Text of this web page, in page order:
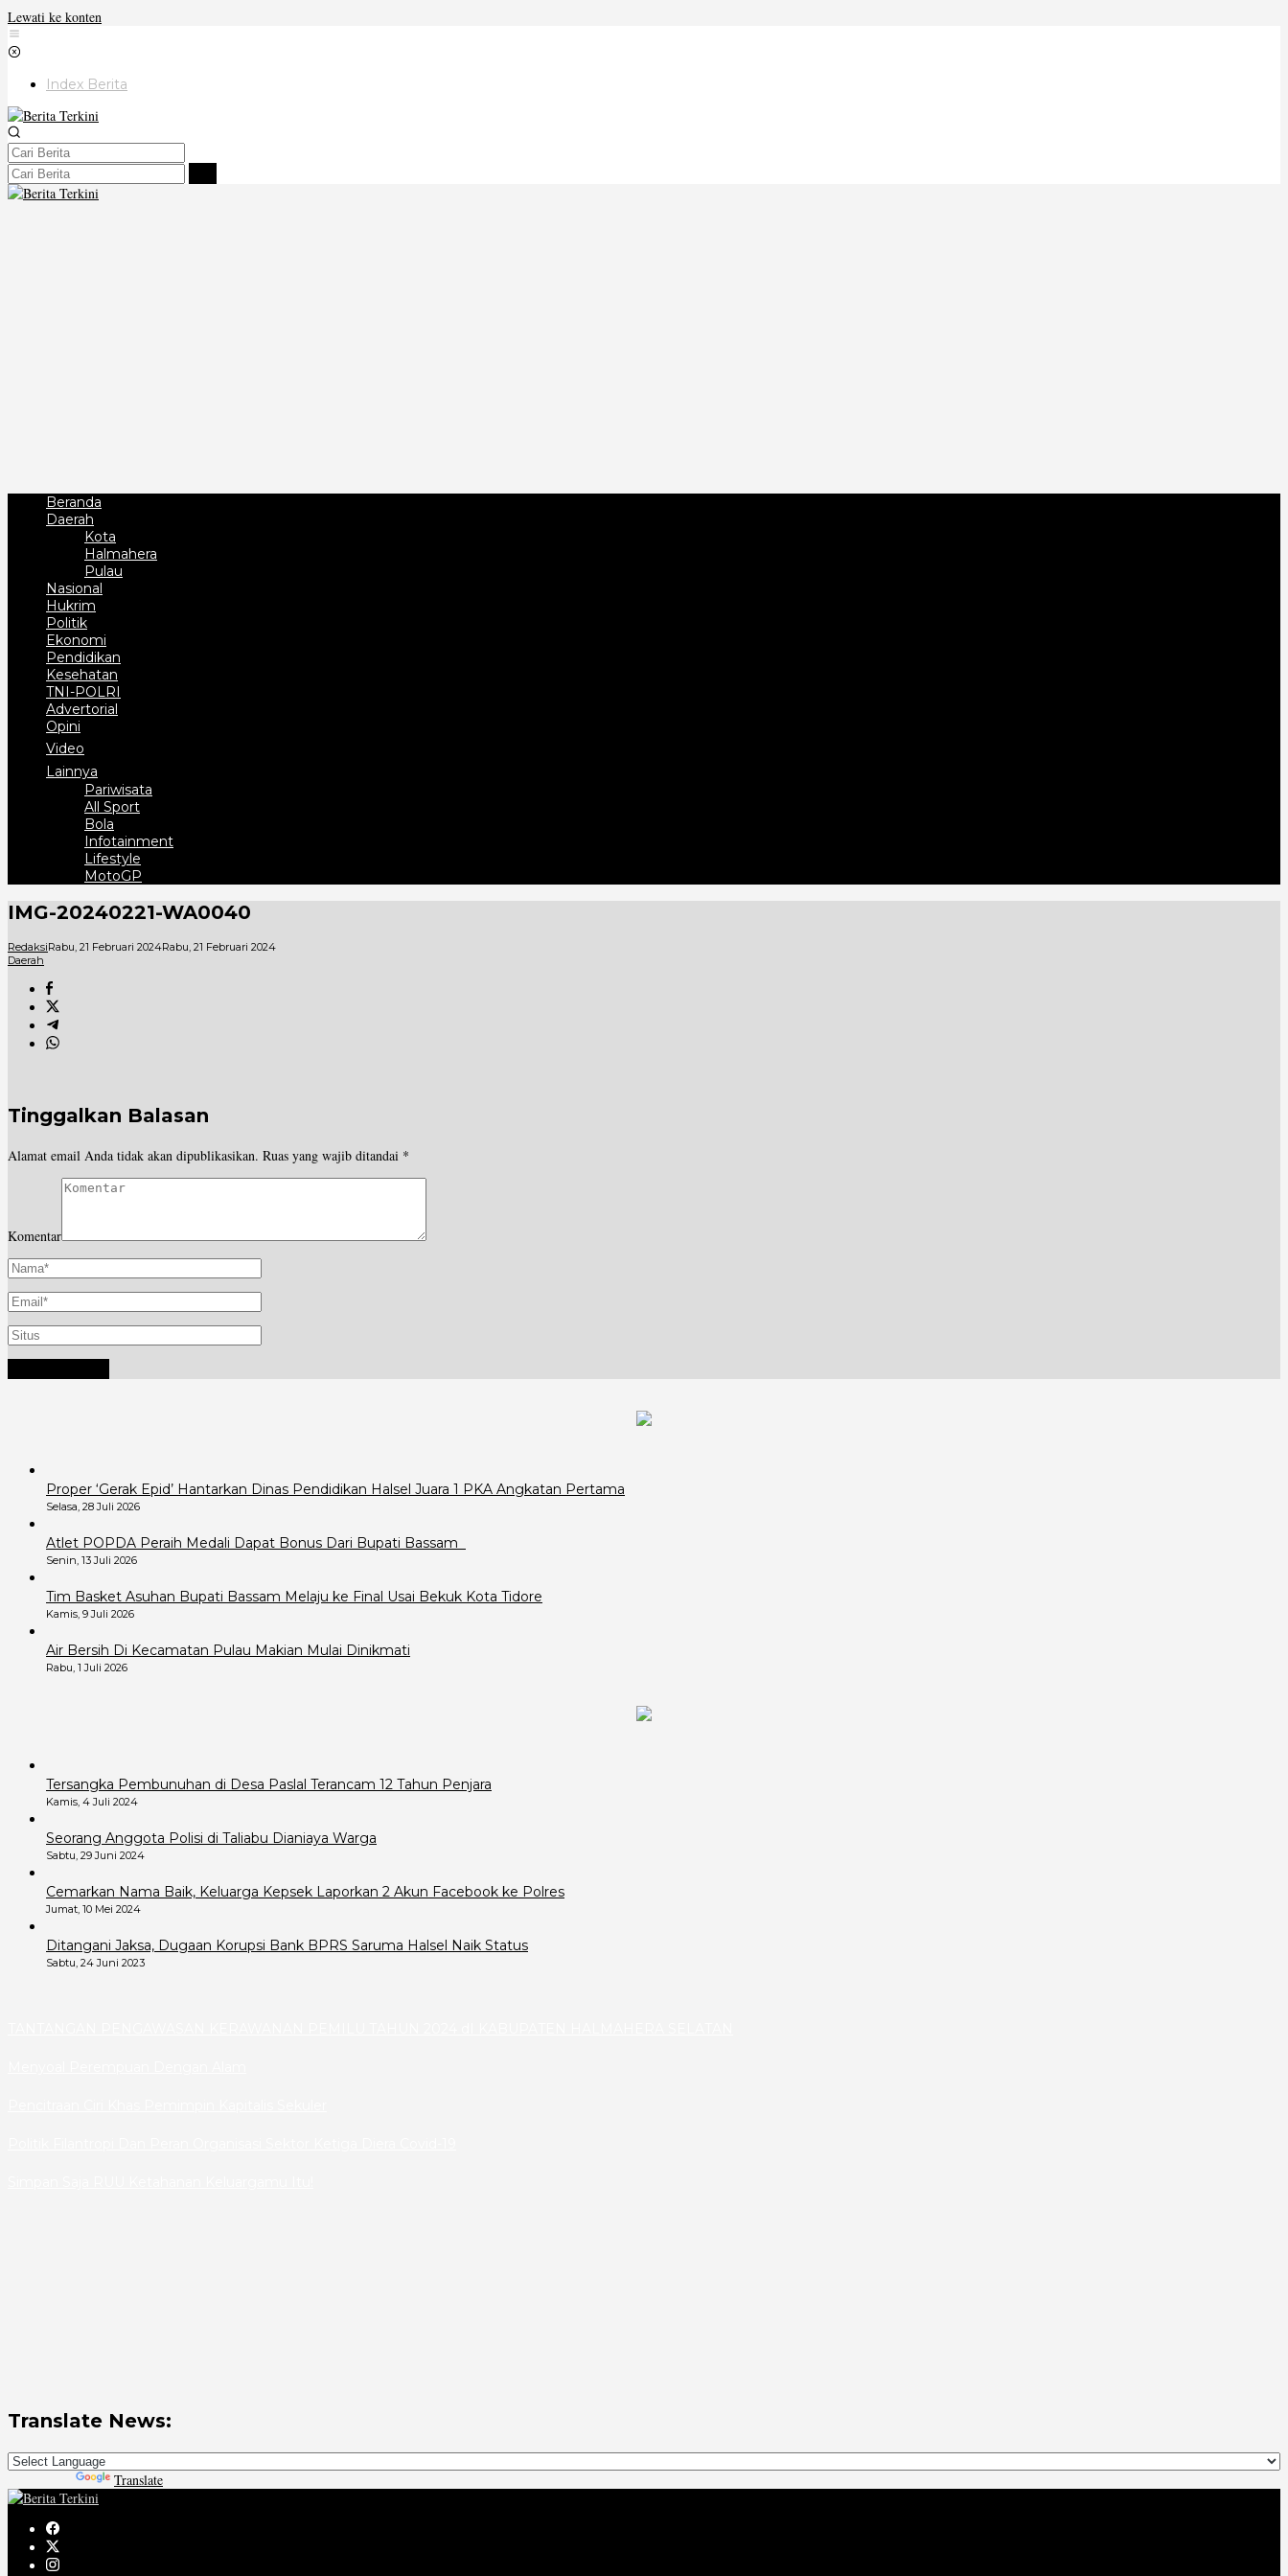
Lewati ke konten
Index Berita
Beranda
Daerah
Kota
Halmahera
Pulau
Nasional
Hukrim
Politik
Ekonomi
Pendidikan
Kesehatan
TNI-POLRI
Advertorial
Opini
Video
Lainnya
Pariwisata
All Sport
Bola
Infotainment
Lifestyle
MotoGP
IMG-20240221-WA0040
RedaksiRabu, 21 Februari 2024Rabu, 21 Februari 2024
Daerah
Tinggalkan Balasan
Alamat email Anda tidak akan dipublikasikan. Ruas yang wajib ditandai *
Komentar
Proper ‘Gerak Epid’ Hantarkan Dinas Pendidikan Halsel Juara 1 PKA Angkatan Pertama
Selasa, 28 Juli 2026
Atlet POPDA Peraih Medali Dapat Bonus Dari Bupati Bassam
Senin, 13 Juli 2026
Tim Basket Asuhan Bupati Bassam Melaju ke Final Usai Bekuk Kota Tidore
Kamis, 9 Juli 2026
Air Bersih Di Kecamatan Pulau Makian Mulai Dinikmati
Rabu, 1 Juli 2026
Tersangka Pembunuhan di Desa Paslal Terancam 12 Tahun Penjara
Kamis, 4 Juli 2024
Seorang Anggota Polisi di Taliabu Dianiaya Warga
Sabtu, 29 Juni 2024
Cemarkan Nama Baik, Keluarga Kepsek Laporkan 2 Akun Facebook ke Polres
Jumat, 10 Mei 2024
Ditangani Jaksa, Dugaan Korupsi Bank BPRS Saruma Halsel Naik Status
Sabtu, 24 Juni 2023
Translate News:
Translate